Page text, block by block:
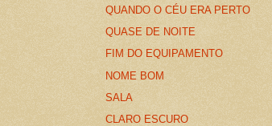
QUANDO O CÉU ERA PERTO
QUASE DE NOITE
FIM DO EQUIPAMENTO
NOME BOM
SALA
CLARO ESCURO